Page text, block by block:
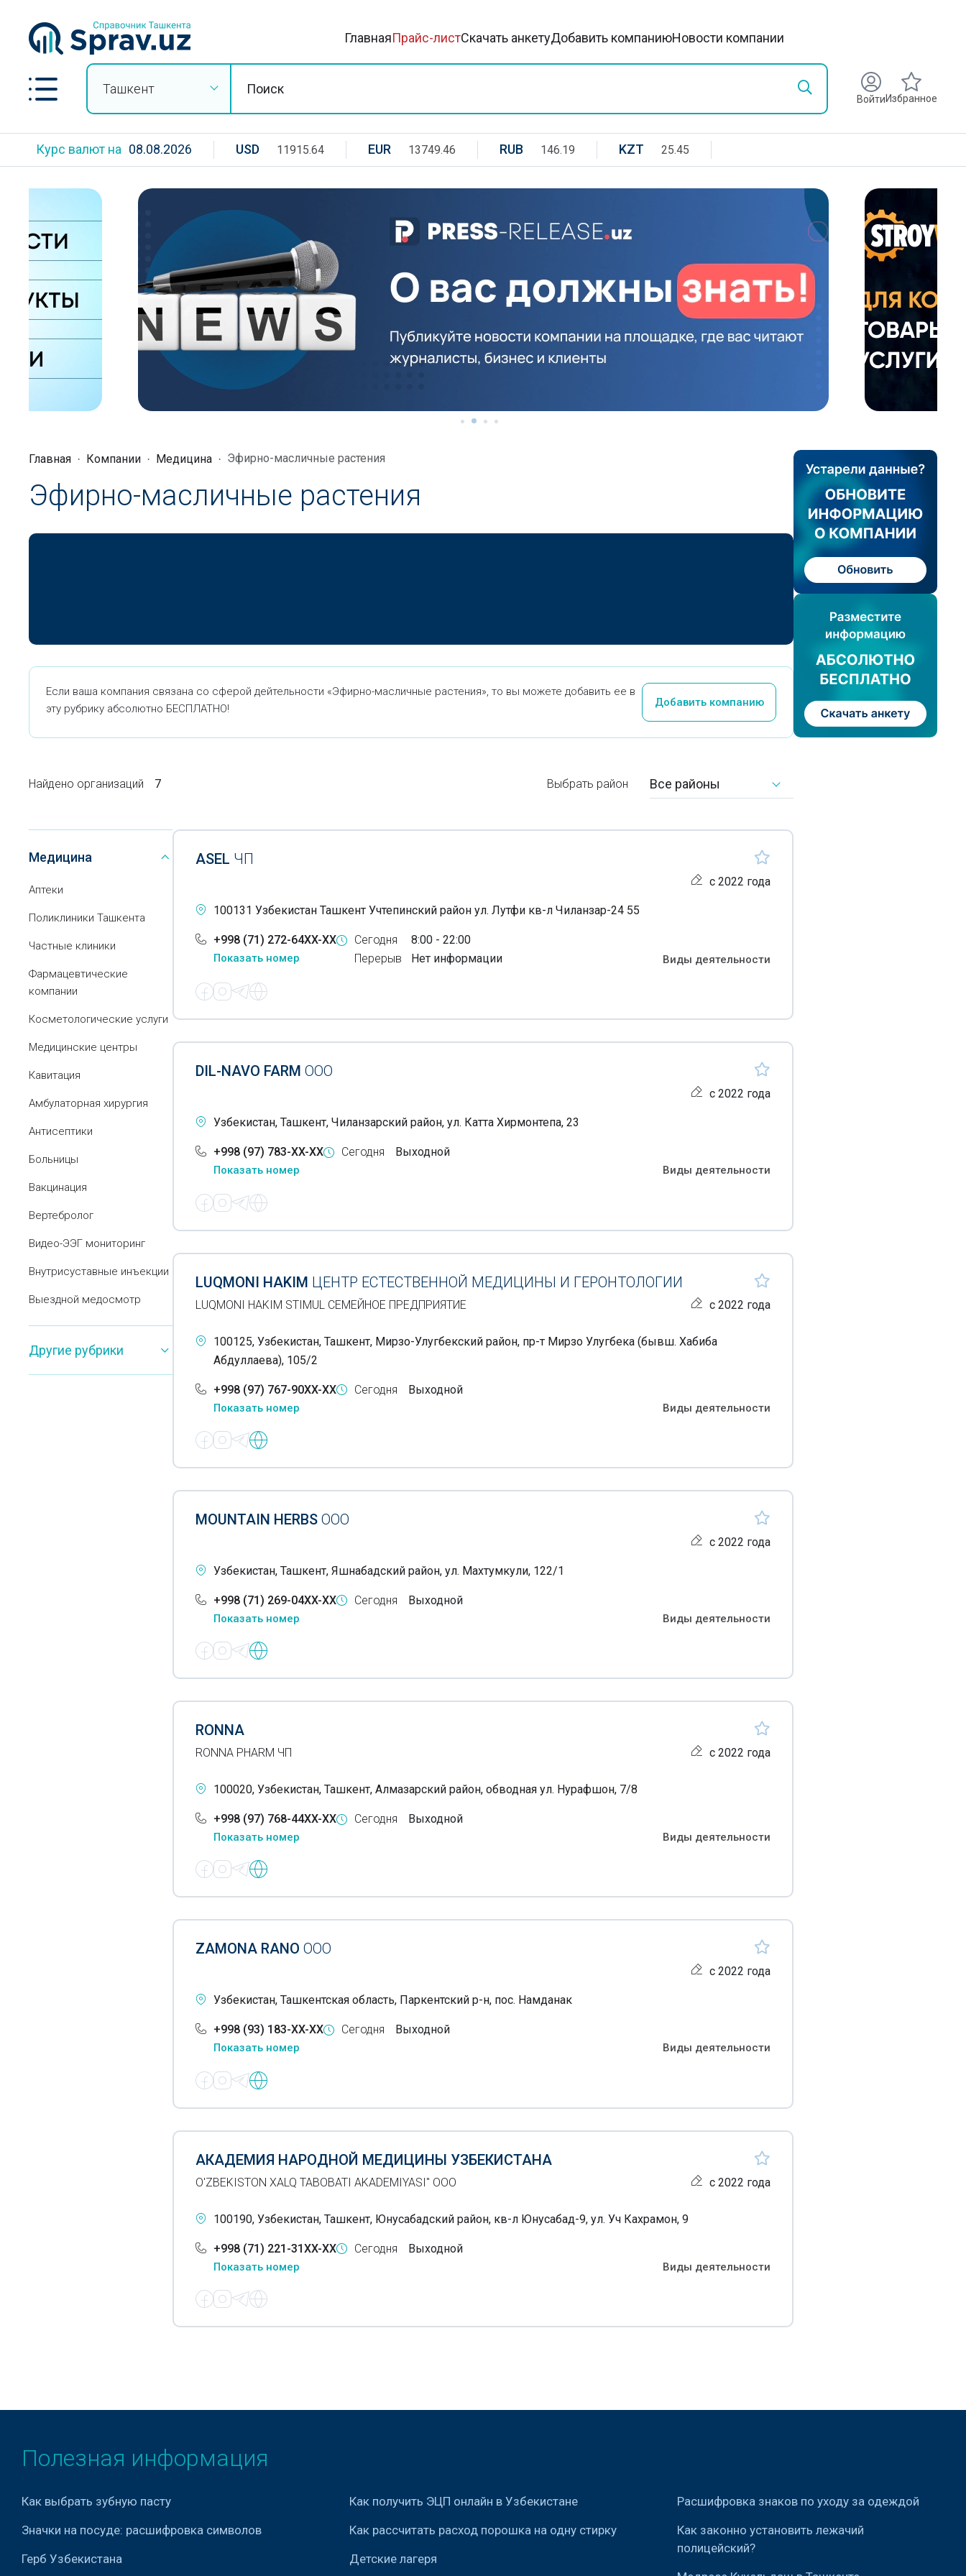
ГлавнаяПрайс-листСкачать анкетуДобавить компаниюНовости компании
Ташкент
ВойтиИзбранное
Курс валют на 08.08.2026 USD 11915.64 EUR 13749.46 RUB 146.19 KZT 25.45
Главная Компании Медицина Эфирно-масличные растения
Эфирно-масличные растения
Если ваша компания связана со сферой дейтельности «Эфирно-масличные растения», то вы можете добавить ее в
эту рубрику абсолютно БЕСПЛАТНО!
Добавить компанию
Найдено организаций 7 Выбрать район Все районы
Медицина
Аптеки
Поликлиники Ташкента
Частные клиники
Фармацевтические
компании
Косметологические услуги
Медицинские центры
Кавитация
Амбулаторная хирургия
Антисептики
Больницы
Вакцинация
Вертебролог
Видео-ЭЭГ мониторинг
Внутрисуставные инъекции
Выездной медосмотр
Вытяжение позвоночника
Гастроскопия
психофизического
развития у детей
Другие рубрики
ASEL ЧП
с 2022 года
100131 Узбекистан Ташкент Учтепинский район ул. Лутфи кв-л Чиланзар-24 55
+998 (71) 272-64XX-XX
Показать номер
Сегодня
Перерыв
8:00 - 22:00
Нет информации
Виды деятельности
DIL-NAVO FARM ООО
с 2022 года
Узбекистан, Ташкент, Чиланзарский район, ул. Катта Хирмонтепа, 23
+998 (97) 783-XX-XX
Показать номер
Сегодня Выходной
Виды деятельности
LUQMONI HAKIM ЦЕНТР ЕСТЕСТВЕННОЙ МЕДИЦИНЫ И ГЕРОНТОЛОГИИ
LUQMONI HAKIM STIMUL СЕМЕЙНОЕ ПРЕДПРИЯТИЕ с 2022 года
100125, Узбекистан, Ташкент, Мирзо-Улугбекский район, пр-т Мирзо Улугбека (бывш. Хабиба
Абдуллаева), 105/2
+998 (97) 767-90XX-XX
Показать номер
Сегодня Выходной
Виды деятельности
MOUNTAIN HERBS ООО
с 2022 года
Узбекистан, Ташкент, Яшнабадский район, ул. Махтумкули, 122/1
+998 (71) 269-04XX-XX
Показать номер
Сегодня Выходной
Виды деятельности
RONNA
RONNA PHARM ЧП с 2022 года
100020, Узбекистан, Ташкент, Алмазарский район, обводная ул. Нурафшон, 7/8
+998 (97) 768-44XX-XX
Показать номер
Сегодня Выходной
Виды деятельности
ZAMONA RANO ООО
с 2022 года
Узбекистан, Ташкентская область, Паркентский р-н, пос. Намданак
+998 (93) 183-XX-XX
Показать номер
Сегодня Выходной
Виды деятельности
АКАДЕМИЯ НАРОДНОЙ МЕДИЦИНЫ УЗБЕКИСТАНА
O'ZBEKISTON XALQ TABOBATI AKADEMIYASI" ООО с 2022 года
100190, Узбекистан, Ташкент, Юнусабадский район, кв-л Юнусабад-9, ул. Уч Кахрамон, 9
+998 (71) 221-31XX-XX
Показать номер
Сегодня Выходной
Виды деятельности
Полезная информация
Как выбрать зубную пасту
Значки на посуде: расшифровка символов
Герб Узбекистана
Как получить ЭЦП онлайн в Узбекистане
Как рассчитать расход порошка на одну стирку
Детские лагеря
Расшифровка знаков по уходу за одеждой
Как законно установить лежачий
полицейский?